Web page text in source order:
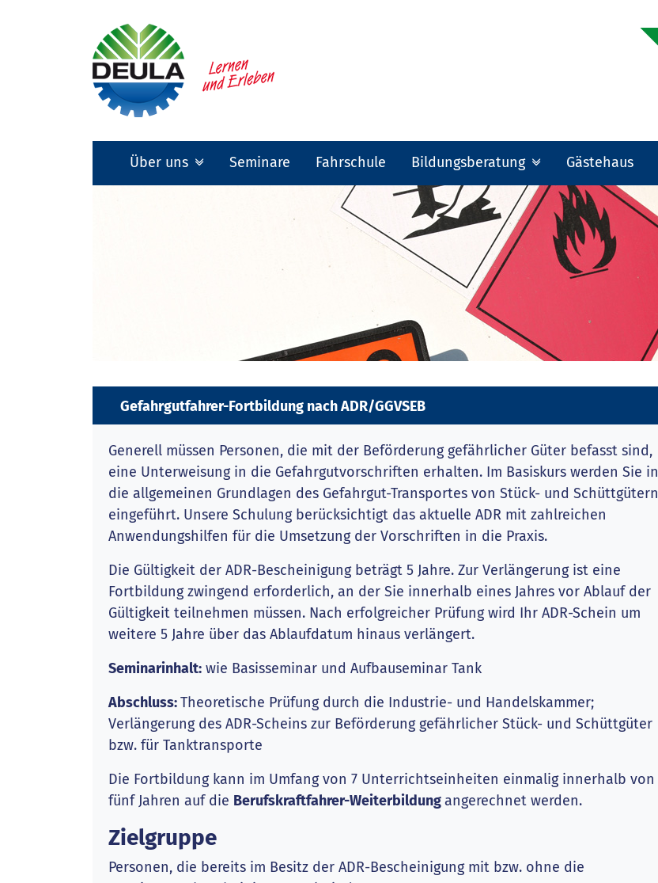
Über uns Seminare Fahrschule Bildungsberatung Gästehaus
Gefahrgutfahrer-Fortbildung nach ADR/GGVSEB
Generell müssen Personen, die mit der Beförderung gefährlicher Güter befasst sind,
eine Unterweisung in die Gefahrgutvorschriften erhalten. Im Basiskurs werden Sie in
die allgemeinen Grundlagen des Gefahrgut-Transportes von Stück- und Schüttgütern
eingeführt. Unsere Schulung berücksichtigt das aktuelle ADR mit zahlreichen
Anwendungshilfen für die Umsetzung der Vorschriften in die Praxis.
Die Gültigkeit der ADR-Bescheinigung beträgt 5 Jahre. Zur Verlängerung ist eine
Fortbildung zwingend erforderlich, an der Sie innerhalb eines Jahres vor Ablauf der
Gültigkeit teilnehmen müssen. Nach erfolgreicher Prüfung wird Ihr ADR-Schein um
weitere 5 Jahre über das Ablaufdatum hinaus verlängert.
Seminarinhalt: wie Basisseminar und Aufbauseminar Tank
Abschluss:Theoretische Prüfung durch die Industrie- und Handelskammer;
Verlängerung des ADR-Scheins zur Beförderung gefährlicher Stück- und Schüttgüter
bzw. für Tanktransporte
Die Fortbildung kann im Umfang von 7 Unterrichtseinheiten einmalig innerhalb von
fünf Jahren auf die Berufskraftfahrer-Weiterbildungangerechnet werden.
Zielgruppe
Personen, die bereits im Besitz der ADR-Bescheinigung mit bzw. ohne die